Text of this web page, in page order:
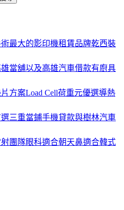
最大的影印機租賃品牌乾西裝
當舖以及高雄汽車借款有廚具
方案Load Cell荷重元優選導熱
三重當鋪手機貸款與樹林汽車
團隊眼科適合朝天鼻適合韓式